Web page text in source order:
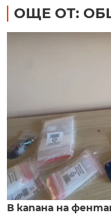
ОЩЕ ОТ:
В капана на